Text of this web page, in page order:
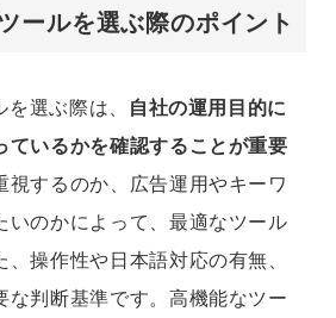
ールを選ぶ際のポイント
選ぶ際は、
自社の運用目的に
ているかを確認することが重要
視するのか、広告運用やキーワ
いのかによって、最適なツール
操作性や日本語対応の有無、
な判断基準です。高機能なツー